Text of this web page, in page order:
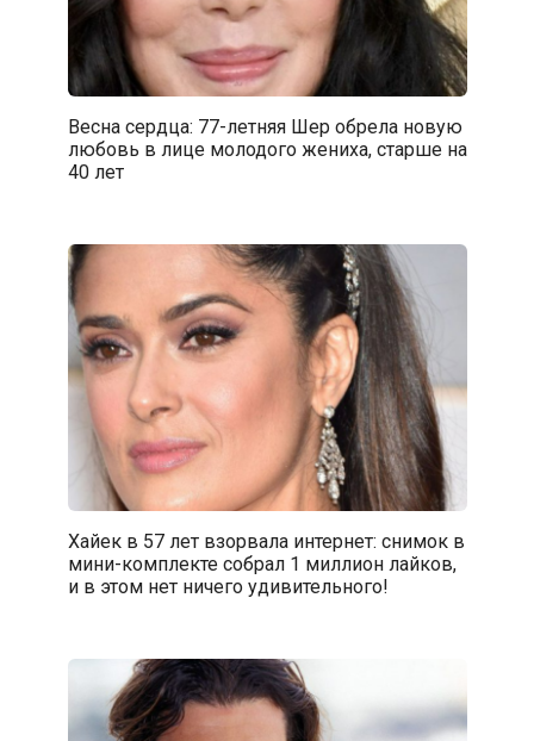
Весна сердца: 77-летняя Шер обрела новую
любовь в лице молодого жениха, старше на
40 лет
Хайек в 57 лет взорвала интернет: снимок в
мини-комплекте собрал 1 миллион лайков,
и в этом нет ничего удивительного!